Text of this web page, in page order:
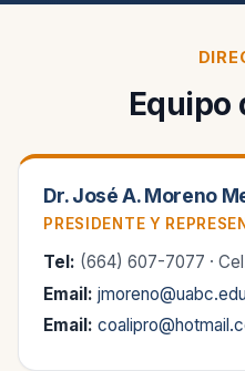
Equipo
Dr. José A. Moreno
PRESIDENTE Y
Tel: (664) 607-7077 ·
Email:
Email: